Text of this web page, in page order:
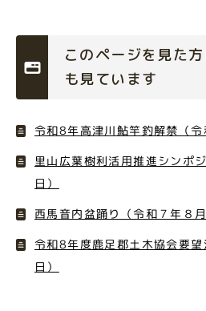
このページを見た
も見ています
令和8年高津川鮎竿釣解禁（令
里山広葉樹利活用推進シンポ
日）
西馬音内盆踊り（令和７年８
令和8年度鹿足郡土木協会要望
日）